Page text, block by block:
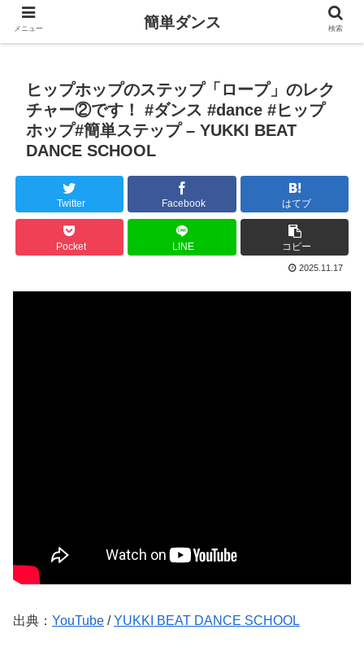
ヒップホップのステップ「ロープ」のレク
チャー②です！ #ダンス #dance #ヒップ
ホップ#簡単ステップ – YUKKI BEAT
DANCE SCHOOL
Twitter Facebook はてブ
Pocket LINE コピー
2025.11.17
出典： YouTube /YUKKI BEAT DANCE SCHOOL
メニュー 簡単ダンス 検索